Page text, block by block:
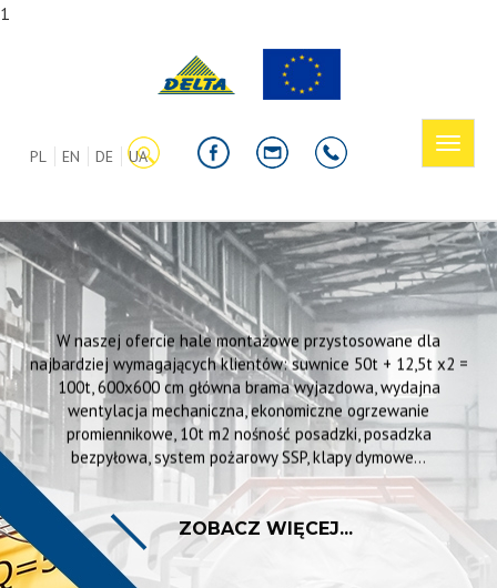
1
PL EN DE UA
menu
W naszej ofercie hale montażowe przystosowane dla
najbardziej wymagających klientów: suwnice 50t + 12,5t x2 =
100t, 600x600 cm główna brama wyjazdowa, wydajna
wentylacja mechaniczna, ekonomiczne ogrzewanie
promiennikowe, 10t m2 nośność posadzki, posadzka
bezpyłowa, system pożarowy SSP, klapy dymowe...
ZOBACZ WIĘCEJ...